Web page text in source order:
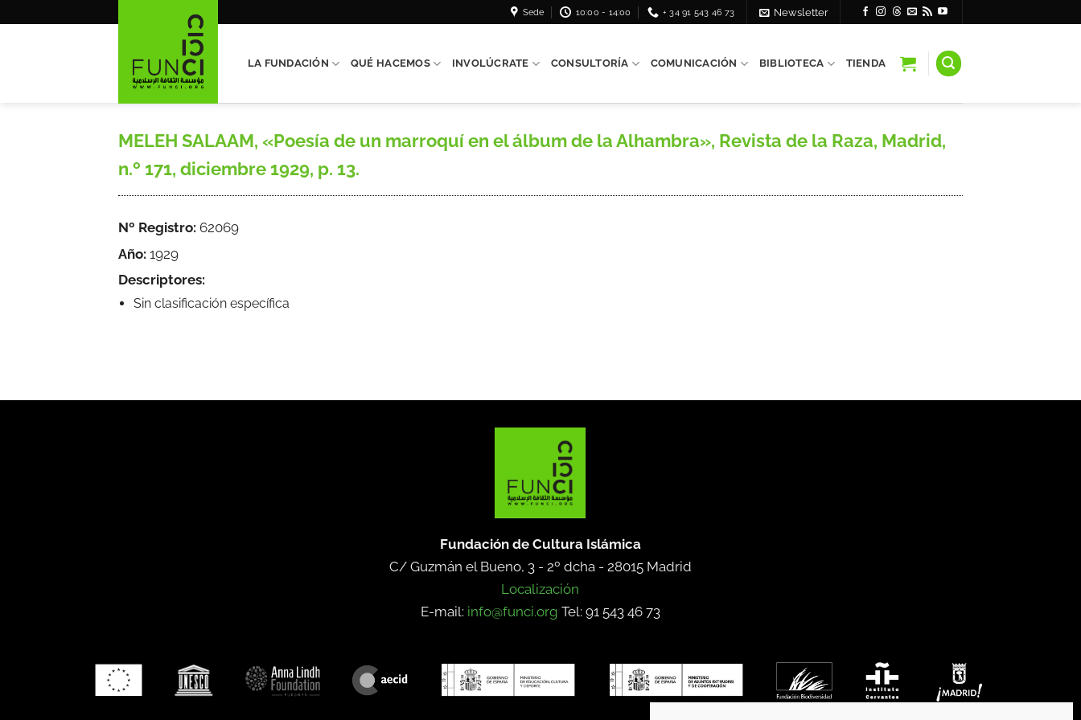
Sede 10:00 - 14:00 + 34 91 543 46 73 Newsletter
LA FUNDACIÓN QUÉ HACEMOS INVOLÚCRATE CONSULTORÍA COMUNICACIÓN BIBLIOTECA TIENDA
MELEH SALAAM, «Poesía de un marroquí en el álbum de la Alhambra», Revista de la Raza, Madrid,
n.º 171, diciembre 1929, p. 13.
Nº Registro: 62069
Año: 1929
Descriptores:
Sin clasificación específica
Fundación de Cultura Islámica
C/ Guzmán el Bueno, 3 - 2º dcha - 28015 Madrid
Localización
E-mail: info@funci.org Tel: 91 543 46 73